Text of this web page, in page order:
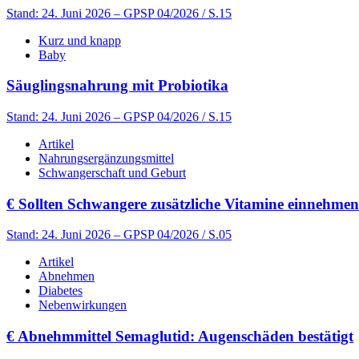
Stand: 24. Juni 2026 – GPSP 04/2026 / S.15
Kurz und knapp
Baby
Säuglingsnahrung mit Probiotika
Stand: 24. Juni 2026 – GPSP 04/2026 / S.15
Artikel
Nahrungsergänzungsmittel
Schwangerschaft und Geburt
€ Sollten Schwangere zusätzliche Vitamine
Stand: 24. Juni 2026 – GPSP 04/2026 / S.05
Artikel
Abnehmen
Diabetes
Nebenwirkungen
€ Abnehmmittel Semaglutid: Augenschäden bestätigt